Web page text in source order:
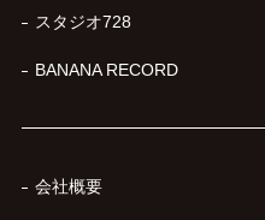
スタジオ728
BANANA RECORD
会社概要